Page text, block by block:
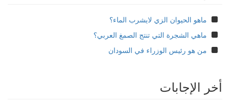
ماهو الحيوان الزي لايشرب الماء؟
ماهي الشجرة التي تنتج الصمغ العربي؟
من هو رئيس الوزراء في السودان
أخر الإجابات